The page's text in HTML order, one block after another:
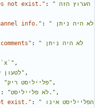
not exist." :
"הערוץ הזה
info." :
"לא היה ניתן
:
"לא היה ניתן
"לפני `x`" ,
"לטעון עוד" ,
"פלייליסט ריק" ,
: "לא פלייליסט." ,
exist." :
"הפלייליסט אינו